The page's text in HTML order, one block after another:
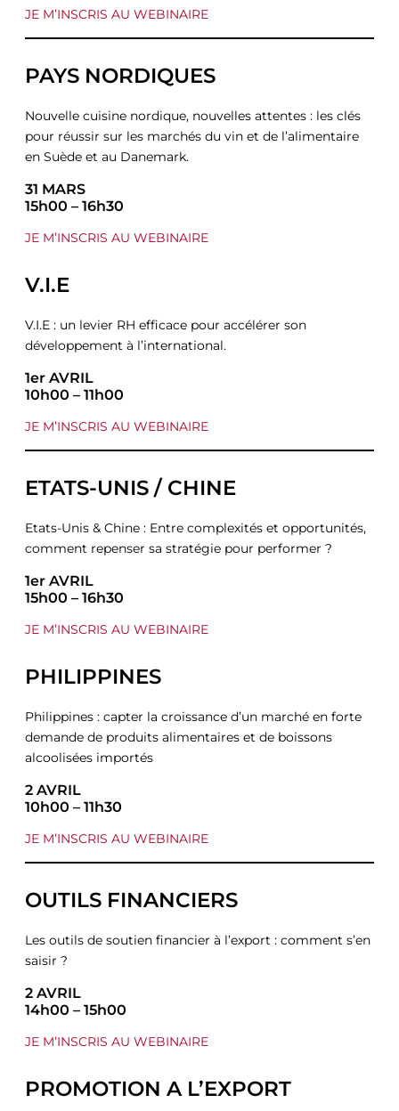
JE M’INSCRIS AU WEBINAIRE
PAYS NORDIQUES
Nouvelle cuisine nordique, nouvelles attentes : les clés
pour réussir sur les marchés du vin et de l’alimentaire
en Suède et au Danemark.
31 MARS
15h00 – 16h30
JE M’INSCRIS AU WEBINAIRE
V.I.E
V.I.E : un levier RH efficace pour accélérer son
développement à l’international.
1er AVRIL
10h00 – 11h00
JE M’INSCRIS AU WEBINAIRE
ETATS-UNIS / CHINE
Etats-Unis & Chine : Entre complexités et opportunités,
comment repenser sa stratégie pour performer ?
1er AVRIL
15h00 – 16h30
JE M’INSCRIS AU WEBINAIRE
PHILIPPINES
Philippines : capter la croissance d’un marché en forte
demande de produits alimentaires et de boissons
alcoolisées importés
2 AVRIL
10h00 – 11h30
JE M’INSCRIS AU WEBINAIRE
OUTILS FINANCIERS
Les outils de soutien financier à l’export : comment s’en
saisir ?
2 AVRIL
14h00 – 15h00
JE M’INSCRIS AU WEBINAIRE
PROMOTION A L’EXPORT